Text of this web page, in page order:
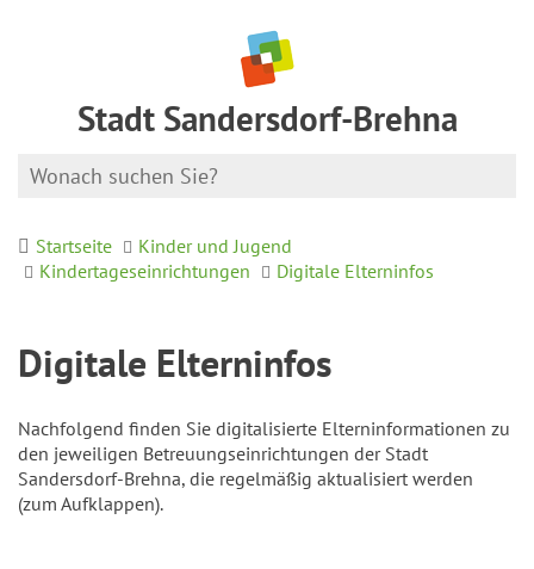
Stadt Sandersdorf-Brehna
Startseite
Kinder und Jugend
Kindertageseinrichtungen
Digitale Elterninfos
Digitale Elterninfos
Nachfolgend finden Sie digitalisierte Elterninformationen zu
den jeweiligen Betreuungseinrichtungen der Stadt
Sandersdorf-Brehna, die regelmäßig aktualisiert werden
(zum Aufklappen).